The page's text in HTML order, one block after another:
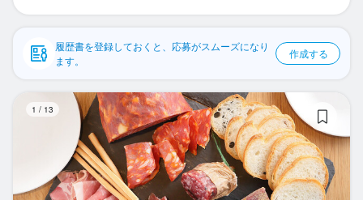
企業情報
履歴書を登録しておくと、応募がスムーズになり
ます。
作成する
1 / 13